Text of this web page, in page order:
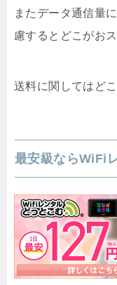
またデータ通信量
慮するとどこがお
送料に関してはど
最安級ならWiFi